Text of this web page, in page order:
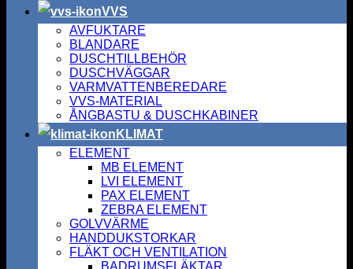
VVS
AVFUKTARE
BLANDARE
DUSCHTILLBEHÖR
DUSCHVÄGGAR
VARMVATTENBEREDARE
VVS-MATERIAL
ÅNGBASTU & DUSCHKABINER
KLIMAT
ELEMENT
MB ELEMENT
LVI ELEMENT
PAX ELEMENT
ZEBRA ELEMENT
GOLVVÄRME
HANDDUKSTORKAR
FLÄKT OCH VENTILATION
BADRUMSFLÄKTAR